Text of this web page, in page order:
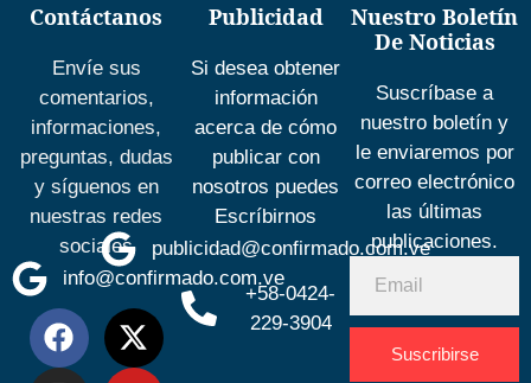
Contáctanos
Envíe sus
comentarios,
informaciones,
preguntas, dudas
y síguenos en
nuestras redes
sociales
info@confirmado.com.ve
Publicidad
Si desea obtener
información
acerca de cómo
publicar con
nosotros puedes
Escríbirnos
publicidad@confirmado.com.ve
+58-0424-
229-3904
Nuestro Boletín
De Noticias
Suscríbase a
nuestro boletín y
le enviaremos por
correo electrónico
las últimas
publicaciones.
Suscribirse